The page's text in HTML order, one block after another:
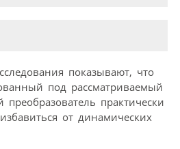
показывают, что
под рассматриваемый
практически
от динамических